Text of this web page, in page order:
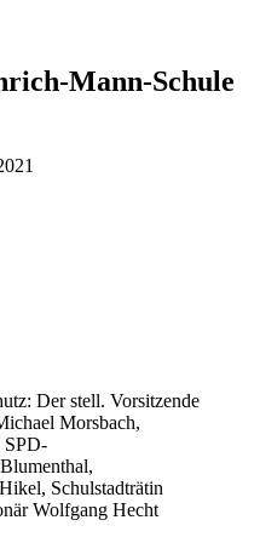
Mann-Schule
Der stell. Vorsitzende
Morsbach,
SPD-
Schulstadträtin
Wolfgang Hecht